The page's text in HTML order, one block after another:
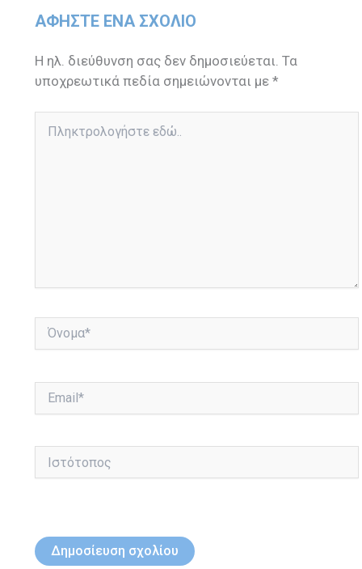
ΑΦΉΣΤΕ ΈΝΑ ΣΧΌΛΙΟ
Η ηλ. διεύθυνση σας δεν δημοσιεύεται. Τα
υποχρεωτικά πεδία σημειώνονται με*
εδώ..
Όνομα*
Ιστότοπος